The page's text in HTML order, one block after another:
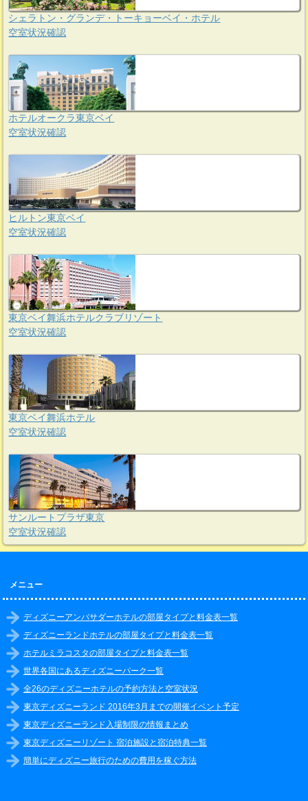
シェラトン・グランデ・トーキョーベイ・ホテル
空室状況確認
ホテルオークラ東京ベイ
空室状況確認
ヒルトン東京ベイ
空室状況確認
東京ベイ舞浜ホテルクラブリゾート
空室状況確認
東京ベイ舞浜ホテル
空室状況確認
サンルートプラザ東京
空室状況確認
メニュー
ディズニーアンバサダーホテルの部屋タイプと料金表一覧
ディズニーランドホテルの部屋タイプと料金表一覧
ホテルミラコスタの部屋タイプと料金表一覧
世界各国にあるディズニーパーク一覧
全26のディズニーホテルの予約方法と空室状況
東京ディズニーランド 2016年3月までの開催イベント予定
東京ディズニーランド入場制限の情報まとめ
東京ディズニーリゾート 宿泊施設と宿泊特典一覧
簡単にディズニー旅行のための費用を稼ぐ方法